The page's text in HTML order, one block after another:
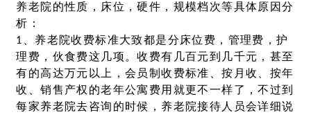
养老院的性质，床位，硬件，规模档次等具体原因分
析：
1、养老院收费标准大致都是分床位费，管理费，护
理费，伙食费这几项。收费有几百元到几千元，甚至
有的高达万元以上，会员制收费标准、按月收、按年
收、销售产权的老年公寓费用就更不一样了，不过到
每家养老院去咨询的时候，养老院接待人员会详细说